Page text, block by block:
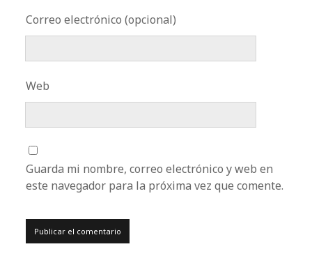
Correo electrónico (opcional)
Web
Guarda mi nombre, correo electrónico y web en
este navegador para la próxima vez que comente.